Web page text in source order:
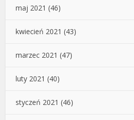
maj 2021 (46)
kwiecień 2021 (43)
marzec 2021 (47)
luty 2021 (40)
styczeń 2021 (46)